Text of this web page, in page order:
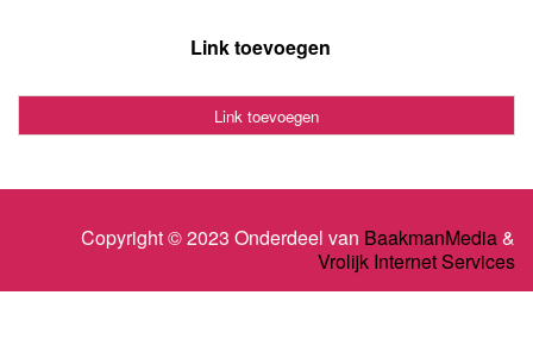
Link toevoegen
Link toevoegen
Copyright © 2023 Onderdeel van BaakmanMedia&
Vrolijk Internet Services